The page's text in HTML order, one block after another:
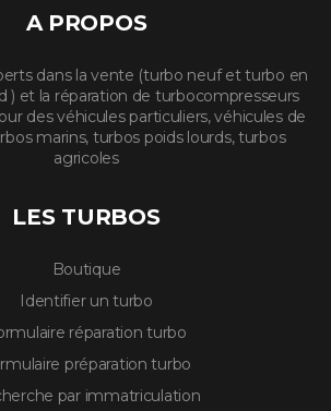
A PROPOS
dans la vente (turbo neuf et turbo en
) et la réparation de turbocompresseurs
des véhicules particuliers, véhicules de
marins, turbos poids lourds, turbos
agricoles
LES TURBOS
Boutique
Identifier un turbo
réparation turbo
préparation turbo
par immatriculation